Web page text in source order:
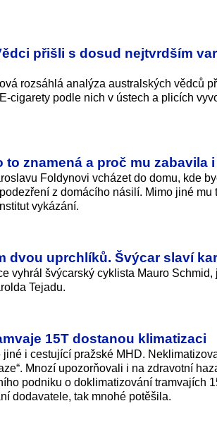
přišli s dosud nejtvrdším
rozsáhlá analýza australských vědců
cigarety podle nich v ústech a plicích
znamená a proč mu zabavila
Foldynovi vcházet do domu, kde
z domácího násilí. Mimo jiné mu
vykázání.
dvou uprchlíků. Švýcar slaví
vyhrál švýcarský cyklista Mauro Schmid,
Tejadu.
15T dostanou klimatizaci
i cestující pražské MHD.
Mnozí upozorňovali i na zdravotní
podniku o doklimatizování tramvajích
dodavatele, tak mnohé potěšila.